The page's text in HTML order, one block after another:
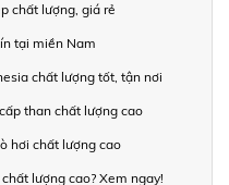
chất lượng, giá rẻ
tại miền Nam
chất lượng tốt, tận nơi
than chất lượng cao
hơi chất lượng cao
lượng cao? Xem ngay!